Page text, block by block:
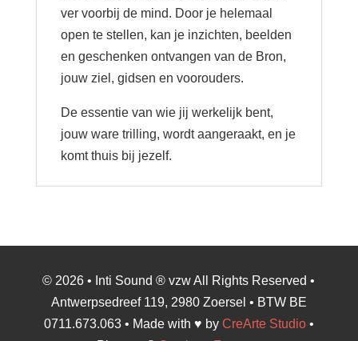
ver voorbij de mind. Door je helemaal
open te stellen, kan je inzichten, beelden
en geschenken ontvangen van de Bron,
jouw ziel, gidsen en voorouders.
De essentie van wie jij werkelijk bent,
jouw ware trilling, wordt aangeraakt, en je
komt thuis bij jezelf.
© 2026 • Inti Sound ® vzw All Rights Reserved •
Antwerpsedreef 119, 2980 Zoersel • BTW BE
0711.673.063 • Made with ♥ by CreArte Studio•